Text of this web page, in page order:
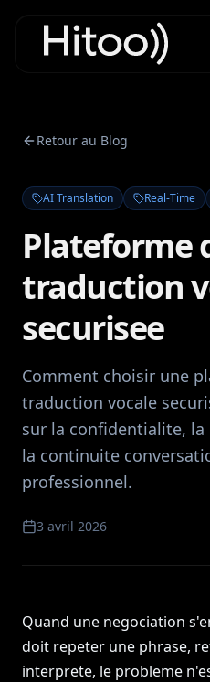
Retour au Blog
AI Translation Real-Time
Plateforme
traduction
securisee
Comment choisir une
traduction vocale
sur la confidentialite,
la continuite
professionnel.
3 avril 2026
Quand une negociation
doit repeter une phrase,
interprete, le probleme